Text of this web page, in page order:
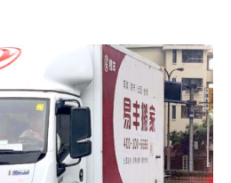
passerade
50
procent
Kina